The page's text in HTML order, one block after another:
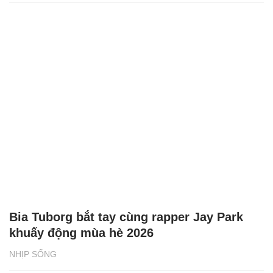
NHỊP SỐNG
Bia Tuborg bắt tay cùng rapper Jay Park
khuấy động mùa hè 2026